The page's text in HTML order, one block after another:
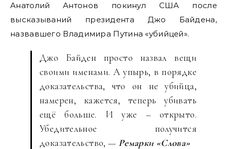
Анатолий Антонов покинул США после
высказываний президента Джо Байдена,
назвавшего Владимира Путина «убийцей».
Джо Байден просто назвал вещи
своими именами. А упырь, в порядке
доказательства, что он не убийца,
намерен, кажется, теперь убивать
ещё больше. И уже – открыто.
Убедительное получится
доказательство, — Ремарки «Слова»